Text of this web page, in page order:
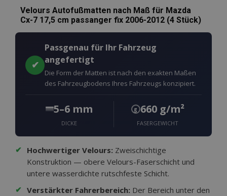
Velours Autofußmatten nach Maß für Mazda
Cx-7 17,5 cm passanger fix 2006-2012 (4 Stück)
✔
Passgenau für Ihr Fahrzeug
angefertigt
Die Form der Matten ist nach den exakten Maßen
des Fahrzeugbodens Ihres Fahrzeugs konzipiert.
5–6 mm
DICKE
g 660 g/m²
FASERGEWICHT
✔ Hochwertiger Velours: Zweischichtige
Konstruktion — obere Velours-Faserschicht und
untere wasserdichte rutschfeste Schicht.
✔ Verstärkter Fahrerbereich: Der Bereich unter den